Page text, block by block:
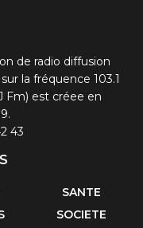
de radio diffusion
la fréquence 103.1
Fm) est créee en
43
SANTE
SOCIETE